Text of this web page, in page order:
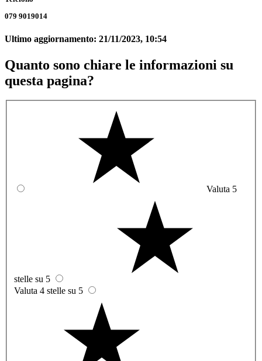
079 9019014
Ultimo aggiornamento: 21/11/2023, 10:54
Quanto sono chiare le informazioni su
questa pagina?
Valuta 5
stelle su 5
Valuta 4 stelle su 5